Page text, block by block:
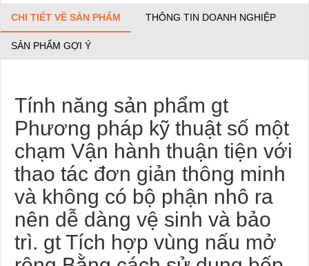
CHI TIẾT VỀ SẢN PHẨM THÔNG TIN DOANH NGHIỆP
SẢN PHẨM GỢI Ý
Tính năng sản phẩm gt
Phương pháp kỹ thuật số một
chạm Vận hành thuận tiện với
thao tác đơn giản thông minh
và không có bộ phận nhô ra
nên dễ dàng vệ sinh và bảo
trì. gt Tích hợp vùng nấu mở